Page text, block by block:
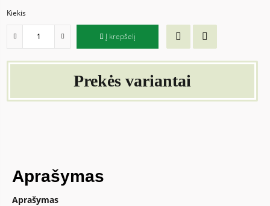
Kiekis
Į krepšelį
Prekės variantai
Aprašymas
Aprašymas